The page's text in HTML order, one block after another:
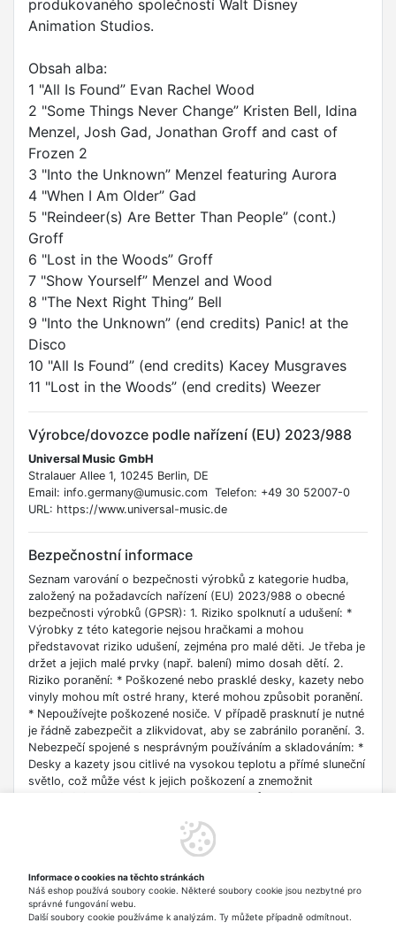
produkovaného společností Walt Disney
Animation Studios.
Obsah alba:
1 "All Is Found” Evan Rachel Wood
2 "Some Things Never Change” Kristen Bell, Idina
Menzel, Josh Gad, Jonathan Groff and cast of
Frozen 2
3 "Into the Unknown” Menzel featuring Aurora
4 "When I Am Older” Gad
5 "Reindeer(s) Are Better Than People” (cont.)
Groff
6 "Lost in the Woods” Groff
7 "Show Yourself” Menzel and Wood
8 "The Next Right Thing” Bell
9 "Into the Unknown” (end credits) Panic! at the
Disco
10 "All Is Found” (end credits) Kacey Musgraves
11 "Lost in the Woods” (end credits) Weezer
Výrobce/dovozce podle nařízení (EU) 2023/988
Universal Music GmbH
Stralauer Allee 1, 10245 Berlin, DE
Email: info.germany@umusic.com Telefon: +49 30 52007-0
URL: https://www.universal-music.de
Bezpečnostní informace
Seznam varování o bezpečnosti výrobků z kategorie hudba,
založený na požadavcích nařízení (EU) 2023/988 o obecné
bezpečnosti výrobků (GPSR): 1. Riziko spolknutí a udušení: *
Výrobky z této kategorie nejsou hračkami a mohou
představovat riziko udušení, zejména pro malé děti. Je třeba je
držet a jejich malé prvky (např. balení) mimo dosah dětí. 2.
Riziko poranění: * Poškozené nebo prasklé desky, kazety nebo
vinyly mohou mít ostré hrany, které mohou způsobit poranění.
* Nepoužívejte poškozené nosiče. V případě prasknutí je nutné
je řádně zabezpečit a zlikvidovat, aby se zabránilo poranění. 3.
Nebezpečí spojené s nesprávným používáním a skladováním: *
Desky a kazety jsou citlivé na vysokou teplotu a přímé sluneční
světlo, což může vést k jejich poškození a znemožnit
se ohýbání nosičů, protože mohou prasknout, což může
způsobit zranění nebo poškození přehrávače. 4. Bezpečnost
měkkého, suchého hadříku. * Vyhněte se použití agresivních
chemikálií nebo rozpouštědel, které mohou poškodit jejich
povrch.
Informace o cookies na těchto stránkách
Náš eshop používá soubory cookie. Některé soubory cookie jsou nezbytné pro
správné fungování webu.
Další soubory cookie používáme k analýzám. Ty můžete případně odmítnout.